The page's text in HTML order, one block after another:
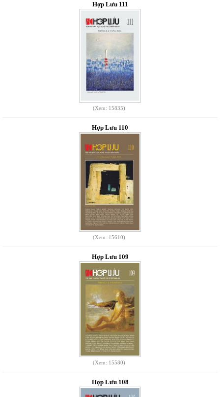
Hợp Lưu 111
(Xem: 15835)
Hợp Lưu 110
(Xem: 15610)
Hợp Lưu 109
(Xem: 15580)
Hợp Lưu 108